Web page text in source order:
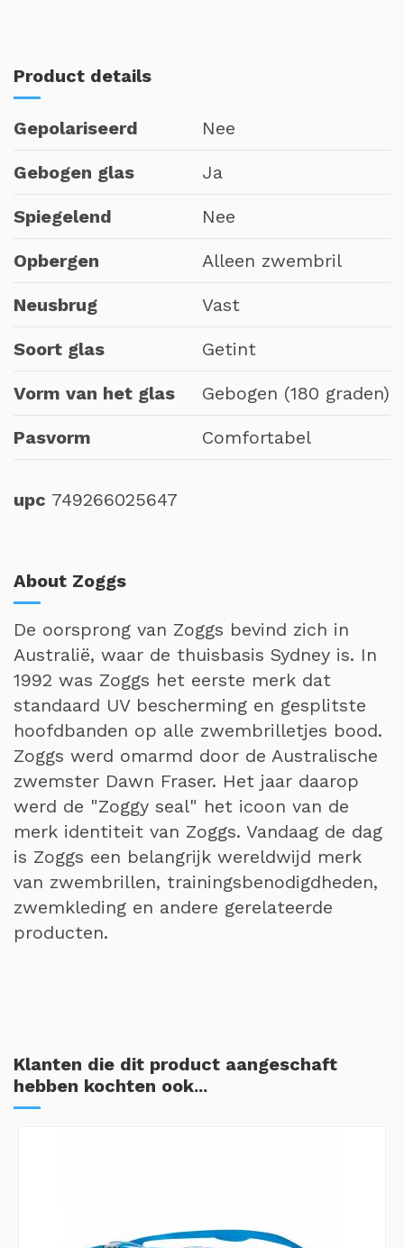
Product details
Gepolariseerd Nee
Gebogen glas Ja
Spiegelend Nee
Opbergen Alleen zwembril
Neusbrug Vast
Soort glas Getint
Vorm van het glas Gebogen (180 graden)
Pasvorm Comfortabel
upc 749266025647
About Zoggs
De oorsprong van Zoggs bevind zich in
Australië, waar de thuisbasis Sydney is. In
1992 was Zoggs het eerste merk dat
standaard UV bescherming en gesplitste
hoofdbanden op alle zwembrilletjes bood.
Zoggs werd omarmd door de Australische
zwemster Dawn Fraser. Het jaar daarop
werd de "Zoggy seal" het icoon van de
merk identiteit van Zoggs. Vandaag de dag
is Zoggs een belangrijk wereldwijd merk
van zwembrillen, trainingsbenodigdheden,
zwemkleding en andere gerelateerde
producten.
Klanten die dit product aangeschaft
hebben kochten ook...